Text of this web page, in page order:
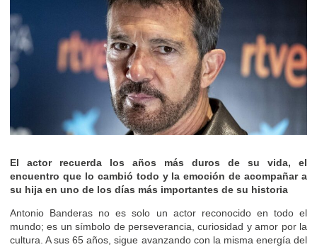
El actor recuerda los años más duros de su vida, el
encuentro que lo cambió todo y la emoción de acompañar a
su hija en uno de los días más importantes de su historia
Antonio Banderas no es solo un actor reconocido en todo el
mundo; es un símbolo de perseverancia, curiosidad y amor por la
cultura. A sus 65 años, sigue avanzando con la misma energía del